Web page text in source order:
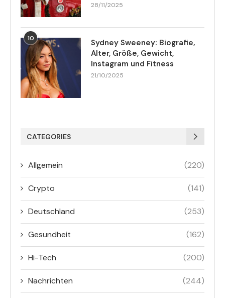
28/11/2025
10
Sydney Sweeney: Biografie,
Alter, Größe, Gewicht,
Instagram und Fitness
21/10/2025
CATEGORIES
Allgemein (220)
Crypto (141)
Deutschland (253)
Gesundheit (162)
Hi-Tech (200)
Nachrichten (244)